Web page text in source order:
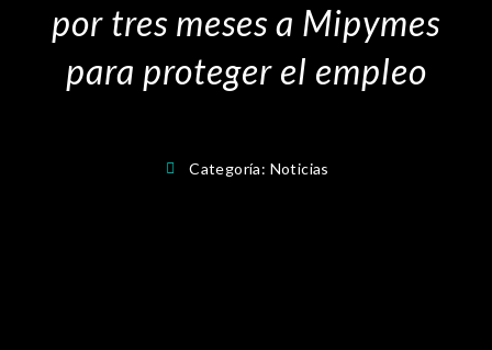
por tres meses a Mipymes
para proteger el empleo
Categoría: Noticias